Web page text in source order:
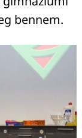
bennem.